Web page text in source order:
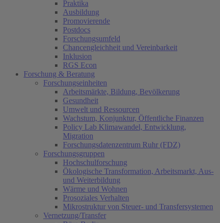
Praktika
Ausbildung
Promovierende
Postdocs
Forschungsumfeld
Chancengleichheit und Vereinbarkeit
Inklusion
RGS Econ
Forschung & Beratung
Forschungseinheiten
Arbeitsmärkte, Bildung, Bevölkerung
Gesundheit
Umwelt und Ressourcen
Wachstum, Konjunktur, Öffentliche Finanzen
Policy Lab Klimawandel, Entwicklung,
Migration
Forschungsdatenzentrum Ruhr (FDZ)
Forschungsgruppen
Hochschulforschung
Ökologische Transformation, Arbeitsmarkt, Aus-
und Weiterbildung
Wärme und Wohnen
Prosoziales Verhalten
Mikrostruktur von Steuer- und Transfersystemen
Vernetzung/Transfer